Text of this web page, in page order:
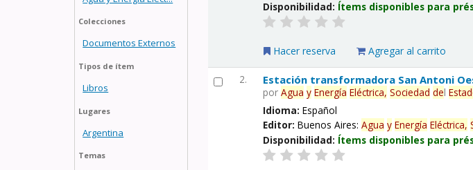
Colecciones
Documentos Externos
Tipos de ítem
Libros
Lugares
Argentina
Temas
Disponibilidad: Ítems disponibles para
Hacer reserva Agregar al carrito
2. Estación transformadora San Antoni
porAgua y Energía Eléctrica, Sociedad del
Idioma:Español
Editor:Buenos Aires:Agua y Energía Eléctrica,
Disponibilidad: Ítems disponibles para